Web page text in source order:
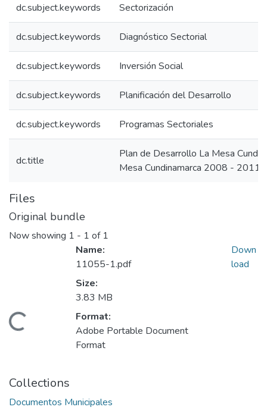
dc.subject.keywords Sectorización
dc.subject.keywords Diagnóstico Sectorial
dc.subject.keywords Inversión Social
dc.subject.keywords Planificación del Desarrollo
dc.subject.keywords Programas Sectoriales
dc.title
Plan de Desarrollo La Mesa
Mesa Cundinamarca 2008 - 2011
Files
Original bundle
Now showing 1 - 1 of 1
Loading...
Name:
11055-1.pdf
Size:
3.83 MB
Format:
Adobe Portable Document
Format
Down
load
Collections
Documentos Municipales